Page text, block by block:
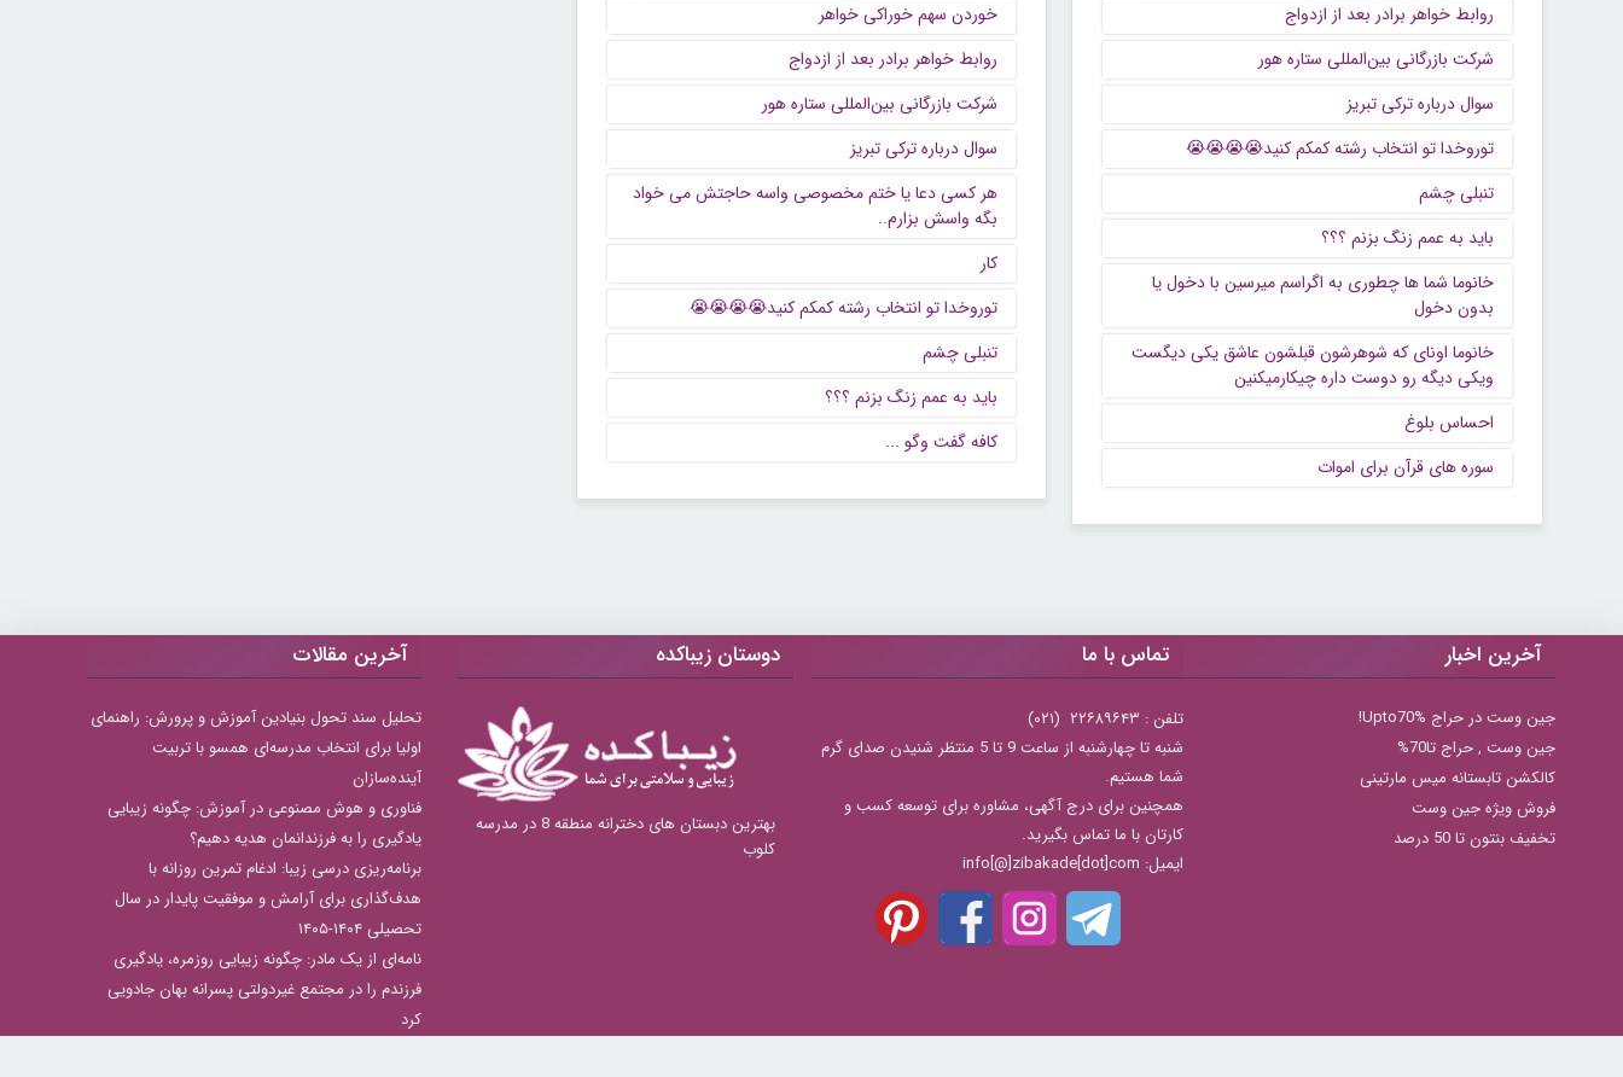
روابط خواهر برادر بعد از ازدواج
شرکت بازرگانی بین‌المللی ستاره هور
سوال درباره ترکی تبریز
توروخدا تو انتخاب رشته کمکم کنید😭😭😭😭
تنبلی چشم
باید به عمم زنگ بزنم ؟؟؟
خانوما شما ها چطوری به اگراسم میرسین با دخول یا
بدون دخول
خانوما اونای که شوهرشون قبلشون عاشق یکی دیگست
ویکی دیگه رو دوست داره چیکارمیکنین
احساس بلوغ
سوره های قرآن برای اموات
خوردن سهم خوراکی خواهر
روابط خواهر برادر بعد از ازدواج
شرکت بازرگانی بین‌المللی ستاره هور
سوال درباره ترکی تبریز
هر کسی دعا یا ختم مخصوصی واسه حاجتش می خواد
بگه واسش بزارم..
کار
توروخدا تو انتخاب رشته کمکم کنید😭😭😭😭
تنبلی چشم
باید به عمم زنگ بزنم ؟؟؟
كافه گفت وگو ...
آخرین اخبار
جین وست در حراج Upto70%!
جين وست , حراج تا70%
کالکشن تابستانه میس مارتینی
فروش ویژه جین وست
تخفیف بنتون تا 50 درصد
آخرین مقالات
تحلیل سند تحول بنیادین آموزش و پرورش: راهنمای
اولیا برای انتخاب مدرسه‌ای همسو با تربیت
آینده‌سازان
فناوری و هوش مصنوعی در آموزش: چگونه زیبایی
یادگیری را به فرزندانمان هدیه دهیم؟
برنامه‌ریزی درسی زیبا: ادغام تمرین روزانه با
هدف‌گذاری برای آرامش و موفقیت پایدار در سال
تحصیلی ۱۴۰۴-۱۴۰۵
نامه‌ای از یک مادر: چگونه زیبایی روزمره، یادگیری
فرزندم را در مجتمع غیردولتی پسرانه بهان جادویی
کرد
تماس با ما
تلفن : ۲۲۶۸۹۶۴۳ (۰۲۱)
شنبه تا چهارشنبه از ساعت 9 تا 5 منتظر شنیدن صدای گرم
شما هستیم.
همچنین برای درج آگهی، مشاوره برای توسعه کسب و
کارتان با ما تماس بگیرید.
ایمیل: info[@]zibakade[dot]com
دوستان زیباکده
بهترین دبستان های دخترانه منطقه 8 در مدرسه
کلوب